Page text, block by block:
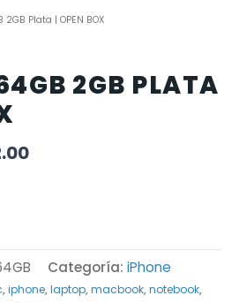
Plata | OPEN BOX
2GB PLATA
Categoría: iPhone
,iphone,laptop,macbook,notebook,